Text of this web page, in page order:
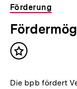
Förderung
Inhalt
Die bpb fördert